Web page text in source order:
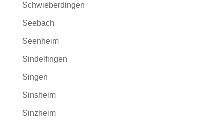
Schwieberdingen
Seebach
Seenheim
Sindelfingen
Singen
Sinsheim
Sinzheim